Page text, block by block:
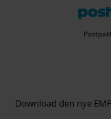
Download den nye